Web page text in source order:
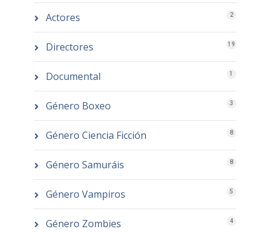
Actores 2
Directores 19
Documental 1
Género Boxeo 3
Género Ciencia Ficción 8
Género Samuráis 8
Género Vampiros 5
Género Zombies 4